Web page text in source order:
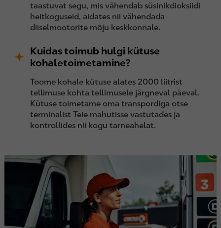
taastuvat segu, mis vähendab süsinikdioksiidi
heitkoguseid, aidates nii vähendada
diiselmootorite mõju keskkonnale.
Kuidas toimub hulgi kütuse
kohaletoimetamine?
Toome kohale kütuse alates 2000 liitrist
tellimuse kohta tellimusele järgneval päeval.
Kütuse toimetame oma transpordiga otse
terminalist Teie mahutisse vastutades ja
kontrollides nii kogu tarneahelat.